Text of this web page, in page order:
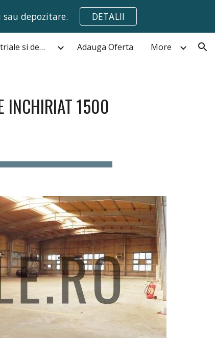
depozitare. DETALII
Hale,spatii industriale si depozite de vanzare Bucuresti Adauga Oferta More
INCHIRIAT 1500